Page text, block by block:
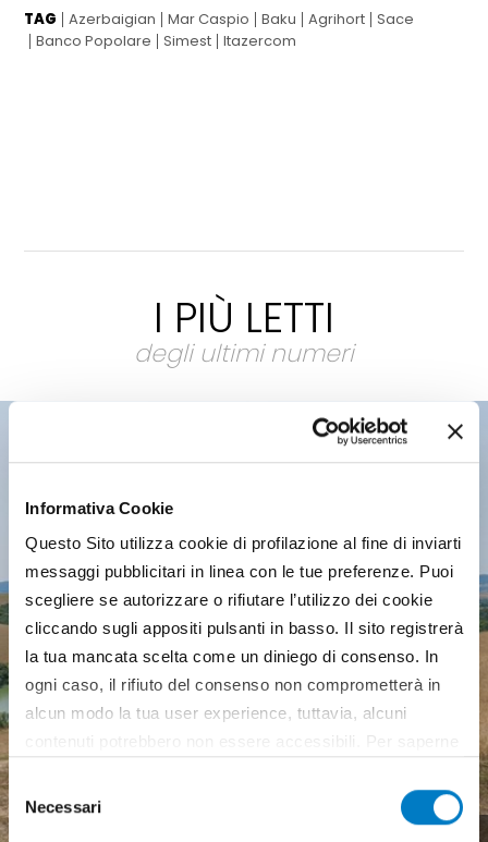
Informativa Cookie
Questo Sito utilizza cookie di profilazione al fine di inviarti
messaggi pubblicitari in linea con le tue preferenze. Puoi
scegliere se autorizzare o rifiutare l’utilizzo dei cookie
cliccando sugli appositi pulsanti in basso. Il sito registrerà
la tua mancata scelta come un diniego di consenso. In
ogni caso, il rifiuto del consenso non comprometterà in
alcun modo la tua user experience, tuttavia, alcuni
contenuti potrebbero non essere accessibili. Per saperne
all’utilizzo di tutti, o solamente di alcuni di essi, ti
Selezione
delNecessari
TAG Azerbaigian Mar Caspio Baku Agrihort Sace
Banco Popolare
Simest Itazercom
I PIÙ LETTI
degli ultimi numeri